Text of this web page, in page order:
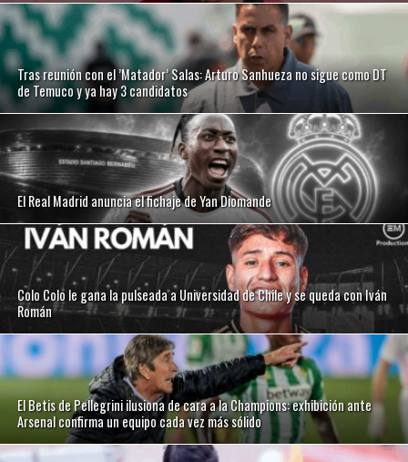
Tras reunión con el ’Matador’ Salas: Arturo Sanhueza no sigue como DT
de Temuco y ya hay 3 candidatos
El Real Madrid anuncia el fichaje de Yan Diomande
Colo Colo le gana la pulseada a Universidad de Chile y se queda con Iván
Román
El Betis de Pellegrini ilusiona de cara a la Champions: exhibición ante
Arsenal confirma un equipo cada vez más sólido